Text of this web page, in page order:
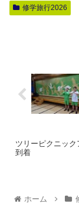
修学旅行2026
ツリーピクニッ
到着
ホーム